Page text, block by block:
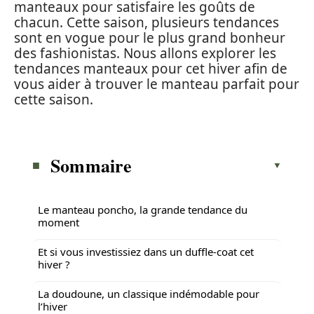
manteaux pour satisfaire les goûts de
chacun. Cette saison, plusieurs tendances
sont en vogue pour le plus grand bonheur
des fashionistas. Nous allons explorer les
tendances manteaux pour cet hiver afin de
vous aider à trouver le manteau parfait pour
cette saison.
Sommaire
Le manteau poncho, la grande tendance du
moment
Et si vous investissiez dans un duffle-coat cet
hiver ?
La doudoune, un classique indémodable pour
l’hiver